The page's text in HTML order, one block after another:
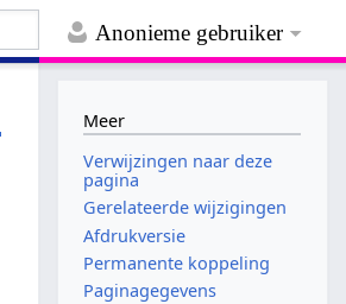
Anonieme gebruiker
Meer
Verwijzingen naar deze
pagina
Gerelateerde wijzigingen
Afdrukversie
Permanente koppeling
Paginagegevens